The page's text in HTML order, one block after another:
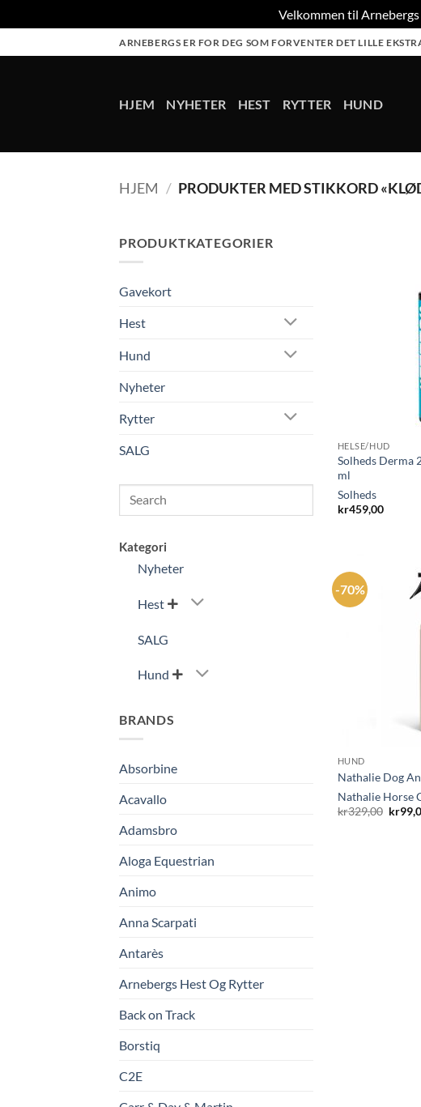
Velkommen til
to
ARNEBERGS ER FOR DEG SOM FORVENTER DET LILLE
HJEM NYHETER HEST RYTTER HUND
HJEM / PRODUKTER MED STIKKORD
PRODUKTKATEGORIER
Gavekort
Hest
Hund
Nyheter
Rytter
SALG
Search
Kategori
Nyheter
Hest 
SALG
Hund 
BRANDS
Absorbine
Acavallo
Adamsbro
Aloga Equestrian
Animo
Anna Scarpati
Antarès
Arnebergs Hest Og Rytter
Back on Track
Borstiq
C2E
HELSE/HUD
Solheds Derma
ml
Solheds
kr459,00
-70%
HUND
Nathalie Dog
Nathalie Horse
kr329,00 kr